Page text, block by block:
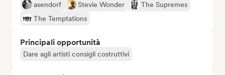
asendorf
Stevie Wonder
The Supremes
The Temptations
Principali opportunità
Dare agli artisti consigli costruttivi